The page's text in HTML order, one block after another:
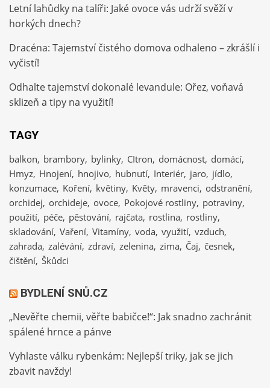
Letní lahůdky na talíři: Jaké ovoce vás udrží svěží v
horkých dnech?
Dracéna: Tajemství čistého domova odhaleno – zkrášlí i
vyčistí!
Odhalte tajemství dokonalé levandule: Ořez, voňavá
sklizeň a tipy na využití!
TAGY
balkon brambory bylinky CItron domácnost domácí
Hmyz Hnojení hnojivo hubnutí Interiér jaro jídlo
konzumace Koření květiny Květy mravenci odstranění
orchidej orchideje ovoce Pokojové rostliny potraviny
použití péče pěstování rajčata rostlina rostliny
skladování Vaření Vitamíny voda využití vzduch
zahrada zalévání zdraví zelenina zima Čaj česnek
čištění Škůdci
BYDLENÍ SNŮ.CZ
„Nevěřte chemii, věřte babičce!“: Jak snadno zachránit
spálené hrnce a pánve
Vyhlaste válku rybenkám: Nejlepší triky, jak se jich
zbavit navždy!